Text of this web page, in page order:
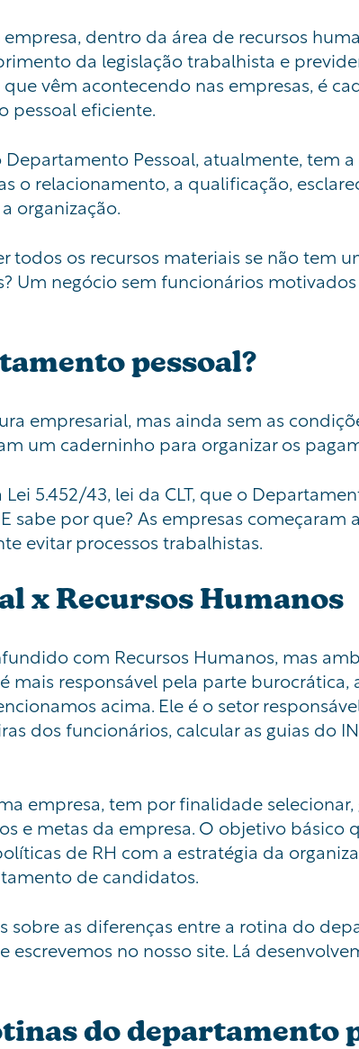
dentro da área de recursos
da legislação trabalhista e
vêm acontecendo nas empresas, é
pessoal eficiente.
Pessoal, atualmente, tem
o relacionamento, a qualificação,
organização.
todos os recursos materiais se não tem
Um negócio sem funcionários
pessoal?
empresarial, mas ainda sem as
um caderninho para organizar os
5.452/43, lei da CLT, que o
sabe por que? As empresas começaram
evitar processos trabalhistas.
x Recursos Humanos
com Recursos Humanos, mas
mais responsável pela parte burocrática,
acima. Ele é o setor
dos funcionários, calcular as guias do
empresa, tem por finalidade selecionar,
e metas da empresa. O objetivo básico
de RH com a estratégia da
de candidatos.
sobre as diferenças entre a rotina do
escrevemos no nosso site. Lá
do departamento